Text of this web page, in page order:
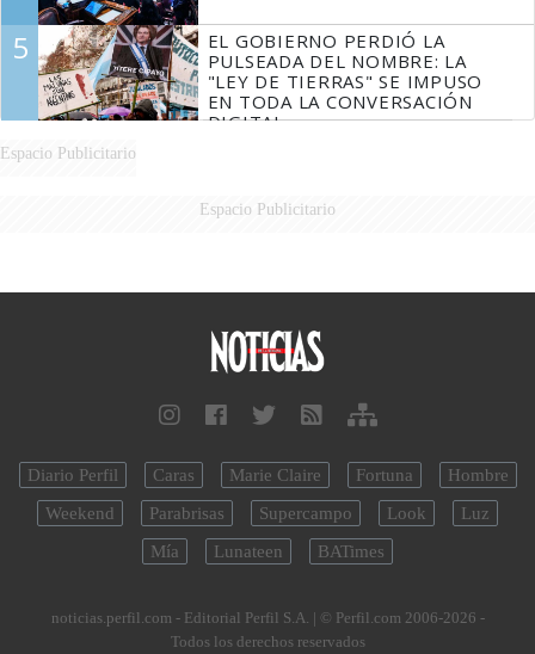
5
EL GOBIERNO PERDIÓ LA
PULSEADA DEL NOMBRE: LA
"LEY DE TIERRAS" SE IMPUSO
EN TODA LA CONVERSACIÓN
DIGITAL
Espacio Publicitario
Espacio Publicitario
Diario Perfil Caras Marie Claire Fortuna
Hombre
Weekend
Parabrisas Supercampo Look
Luz
Mía
Lunateen BATimes
noticias.perfil.com - Editorial Perfil S.A. | © Perfil.com 2006-2026 -
Todos los derechos reservados